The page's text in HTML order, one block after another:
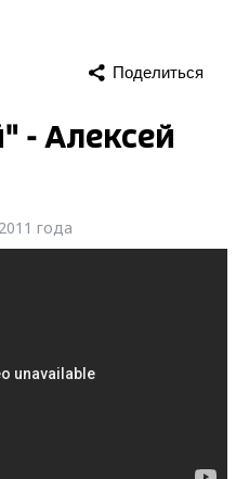
Поделиться
- Алексей
года